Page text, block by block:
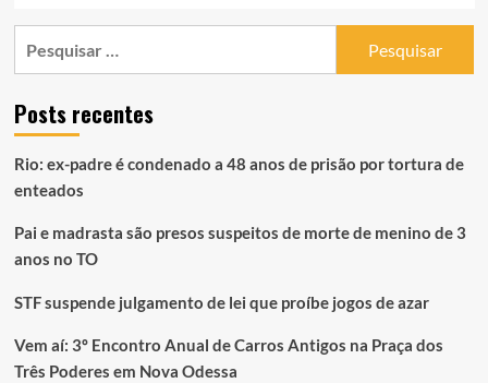
Posts recentes
Rio: ex-padre é condenado a 48 anos de prisão por tortura de
enteados
Pai e madrasta são presos suspeitos de morte de menino de 3
anos no TO
STF suspende julgamento de lei que proíbe jogos de azar
Vem aí: 3º Encontro Anual de Carros Antigos na Praça dos
Três Poderes em Nova Odessa